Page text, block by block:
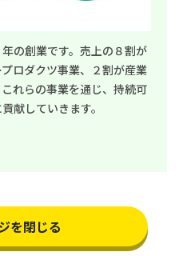
の創業です。売上の８割が
ロダクツ事業、２割が産業
れらの事業を通じ、持続可
献していきます。
を閉じる